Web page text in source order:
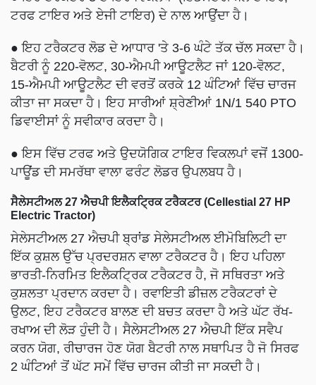
ਟਰਫ ਟਾਇਰ ਅਤੇ ਏਜੀ ਟਾਇਰ) ਦੇ ਨਾਲ ਆਉਂਦਾ ਹੈ।
● ਇਹ ਟਰੈਕਟਰ ਲੋਡ ਦੇ ਆਧਾਰ 'ਤੇ 3-6 ਘੰਟੇ ਤੱਕ ਚੱਲ ਸਕਦਾ ਹੈ।
ਬੈਟਰੀ ਨੂੰ 220-ਵੋਲਟ, 30-ਐਮਪੀ ਆਊਟਲੈਟ ਜਾਂ 120-ਵੋਲਟ,
15-ਐਮਪੀ ਆਊਟਲੈਟ ਦੀ ਵਰਤੋਂ ਕਰਕੇ 12 ਘੰਟਿਆਂ ਵਿੱਚ ਚਾਰਜ
ਕੀਤਾ ਜਾ ਸਕਦਾ ਹੈ। ਇਹ ਸਾਰੀਆਂ ਸ਼੍ਰੇਣੀਆਂ 1N/1 540 PTO
ਡਿਵਾਈਸਾਂ ਨੂੰ ਸਵੀਕਾਰ ਕਰਦਾ ਹੈ।
● ਇਸ ਵਿੱਚ ਟਰਫ ਅਤੇ ਉਦਯੋਗਿਕ ਟਾਇਰ ਵਿਕਲਪਾਂ ਵਜੋਂ 1300-
ਪਾਊਂਡ ਦੀ ਸਮਰੱਥਾ ਵਾਲਾ ਫਰੰਟ ਲੋਡਰ ਉਪਲਬਧ ਹੈ।
ਸੈਲੇਸਟੀਅਲ 27 ਐਚਪੀ ਇਲੈਕਟ੍ਰਿਕ ਟਰੈਕਟਰ (Cellestial 27 HP
Electric Tractor)
ਸੇਲੇਸਟੀਅਲ 27 ਐਚਪੀ ਬ੍ਰਾਂਡ ਸੇਲੇਸਟੀਅਲ ਈਮੋਬਿਲਿਟੀ ਦਾ
ਇੱਕ ਕੁਸ਼ਲ ਉੱਚ ਪ੍ਰਦਰਸ਼ਨ ਵਾਲਾ ਟਰੈਕਟਰ ਹੈ। ਇਹ ਪਹਿਲਾ
ਭਾਰਤੀ-ਨਿਰਮਿਤ ਇਲੈਕਟ੍ਰਿਕ ਟਰੈਕਟਰ ਹੈ, ਜੋ ਸਥਿਰਤਾ ਅਤੇ
ਕੁਸ਼ਲਤਾ ਪ੍ਰਦਾਨ ਕਰਦਾ ਹੈ। ਰਵਾਇਤੀ ਡੀਜ਼ਲ ਟਰੈਕਟਰਾਂ ਦੇ
ਉਲਟ, ਇਹ ਟਰੈਕਟਰ ਬਾਲਣ ਦੀ ਬਚਤ ਕਰਦਾ ਹੈ ਅਤੇ ਘੱਟ ਰੱਖ-
ਰਖਾਅ ਦੀ ਲੋੜ ਹੁੰਦੀ ਹੈ। ਸੈਲੇਸਟੀਅਲ 27 ਐਚਪੀ ਇੱਕ ਸਵੈਪ
ਕਰਨ ਯੋਗ, ਰੀਚਾਰਜ ਹੋਣ ਯੋਗ ਬੈਟਰੀ ਨਾਲ ਸਥਾਪਿਤ ਹੈ ਜੋ ਸਿਰਫ
2 ਘੰਟਿਆਂ ਤੋਂ ਘੱਟ ਸਮੇਂ ਵਿੱਚ ਚਾਰਜ ਕੀਤੀ ਜਾ ਸਕਦੀ ਹੈ।